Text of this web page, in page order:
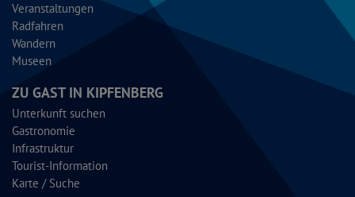
Veranstaltungen
Radfahren
Wandern
Museen
ZU GAST IN KIPFENBERG
Unterkunft suchen
Gastronomie
Infrastruktur
Tourist-Information
Karte / Suche